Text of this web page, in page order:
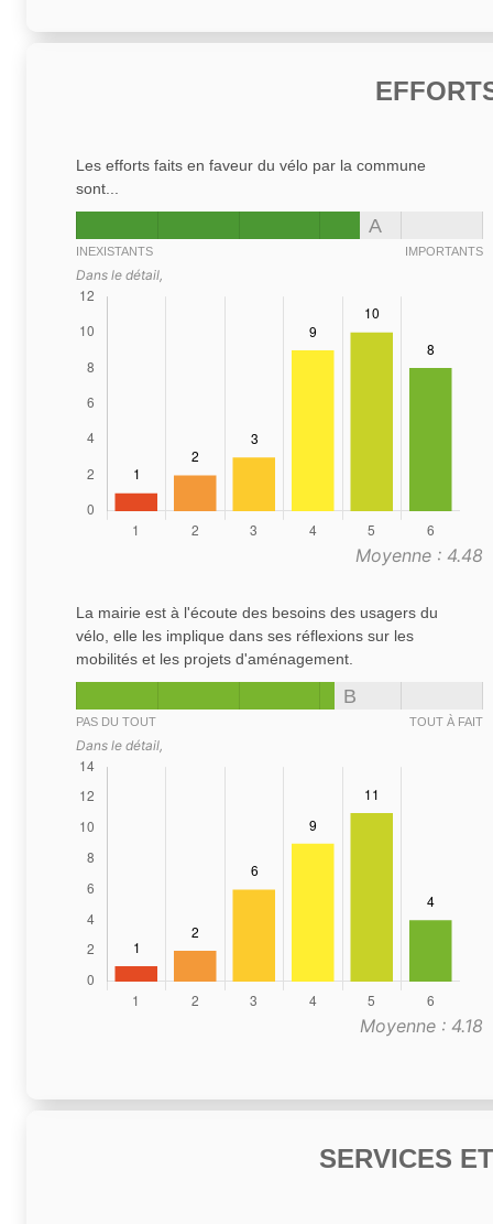
Les efforts faits en faveur du vélo par la commune
sont...
A
INEXISTANTS IMPORTANTS
Dans le détail,
Moyenne : 4.48
La mairie est à l'écoute des besoins des usagers du
vélo, elle les implique dans ses réflexions sur les
mobilités et les projets d'aménagement.
B
PAS DU TOUT TOUT À FAIT
Dans le détail,
Moyenne : 4.18
SERVICES